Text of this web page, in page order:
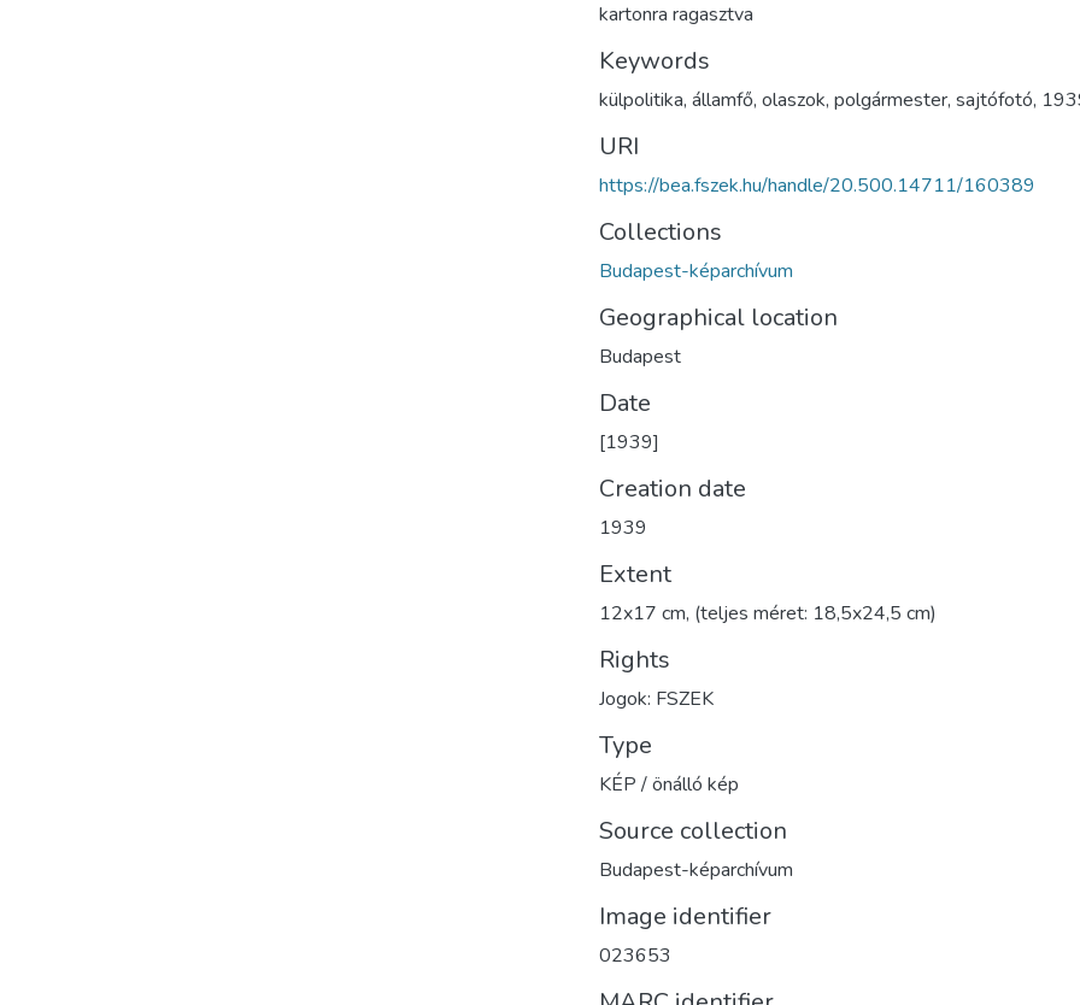
kartonra ragasztva
Keywords
külpolitika, államfő, olaszok, polgármester, sajtófotó,
URI
https://bea.fszek.hu/handle/20.500.14711/160389
Collections
Budapest-képarchívum
Geographical location
Budapest
Date
[1939]
Creation date
1939
Extent
12x17 cm, (teljes méret: 18,5x24,5 cm)
Rights
Jogok: FSZEK
Type
KÉP / önálló kép
Source collection
Budapest-képarchívum
Image identifier
023653